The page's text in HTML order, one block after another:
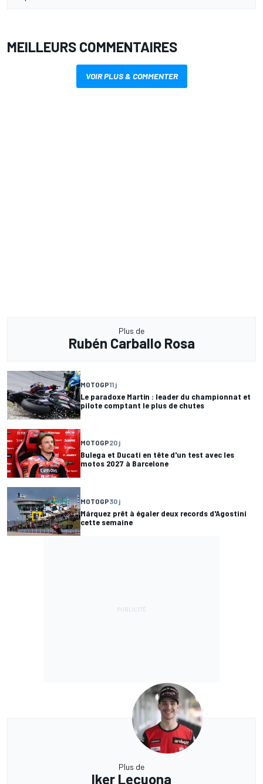
MEILLEURS COMMENTAIRES
VOIR PLUS & COMMENTER
Plus de
Rubén Carballo Rosa
MOTOGP11 j
Le paradoxe Martín : leader du championnat et
pilote comptant le plus de chutes
MOTOGP20 j
Bulega et Ducati en tête d'un test avec les
motos 2027 à Barcelone
MOTOGP30 j
Márquez prêt à égaler deux records d'Agostini
cette semaine
Plus de
Iker Lecuona